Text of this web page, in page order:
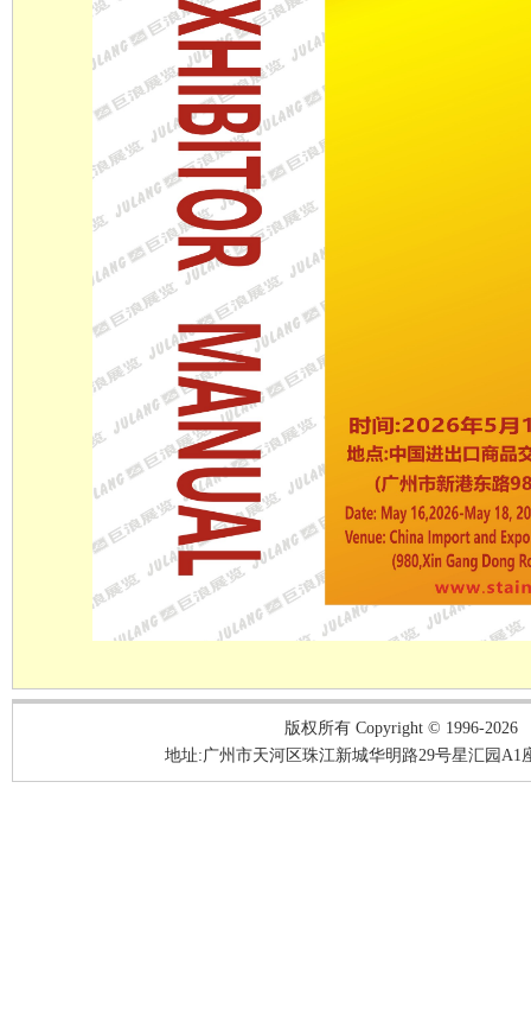
版权所有 Copyright © 1996-2026
地址:广州市天河区珠江新城华明路29号星汇园A1